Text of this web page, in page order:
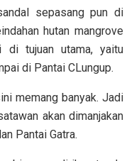
sepasang pun di
hutan mangrove
di tujuan utama, yaitu
di Pantai CLungup.
memang banyak. Jadi
akan dimanjakan
Pantai Gatra.